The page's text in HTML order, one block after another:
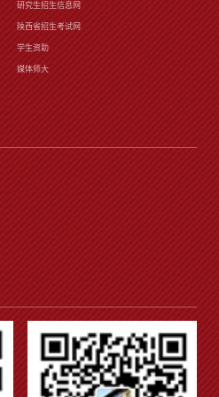
研究生招生信息网
陕西省招生考试网
学生资助
媒体师大